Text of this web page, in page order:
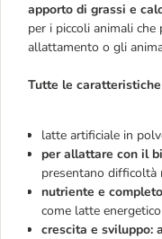
apporto di grassi e
per i piccoli animali
allattamento o gli
Tutte le
latte artificiale in
per allattare con il
presentano
nutriente e
come latte
crescita e sviluppo: